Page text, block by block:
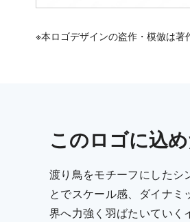
※本ロゴデザインの盗作・模倣は著
このロゴに込
渡り鳥をモチーフにしたシ
とでスケール感、ダイナ
界へ力強く羽ばたいていく